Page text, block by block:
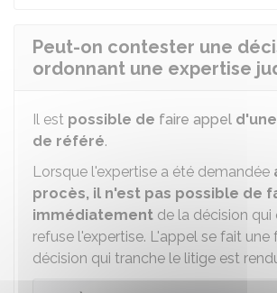
Peut-on contester une
ordonnant une expertise
Il est possible de faire appel
de référé.
Lorsque l'expertise a été demandée
procès, il n'est pas possible de
immédiatement de la décision
refuse l'expertise. L'appel se fait une
décision qui tranche le litige est